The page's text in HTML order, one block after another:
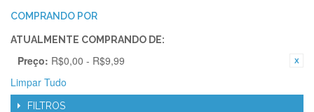
COMPRANDO POR
ATUALMENTE COMPRANDO DE:
Preço: R$0,00 - R$9,99
Limpar Tudo
FILTROS